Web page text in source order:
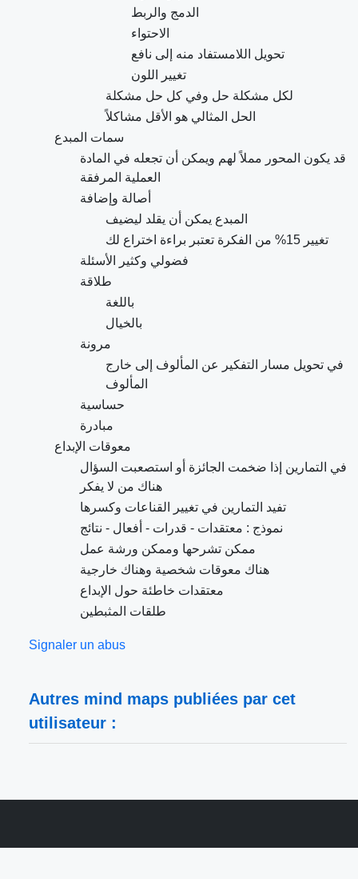
الدمج والربط
الاحتواء
تحويل اللامستفاد منه إلى نافع
تغيير اللون
لكل مشكلة حل وفي كل حل مشكلة
الحل المثالي هو الأقل مشاكلاً
سمات المبدع
قد يكون المحور مملاً لهم ويمكن أن تجعله في المادة
العملية المرفقة
أصالة وإضافة
المبدع يمكن أن يقلد ليضيف
تغيير 15% من الفكرة تعتبر براءة اختراع لك
فضولي وكثير الأسئلة
طلاقة
باللغة
بالخيال
مرونة
في تحويل مسار التفكير عن المألوف إلى خارج
المألوف
حساسية
مبادرة
معوقات الإبداع
في التمارين إذا ضخمت الجائزة أو استصعبت السؤال
هناك من لا يفكر
تفيد التمارين في تغيير القناعات وكسرها
نموذج : معتقدات - قدرات - أفعال - نتائج
ممكن تشرحها وممكن ورشة عمل
هناك معوقات شخصية وهناك خارجية
معتقدات خاطئة حول الإبداع
طلقات المثبطين
Signaler un abus
Autres mind maps publiées par cet
utilisateur :